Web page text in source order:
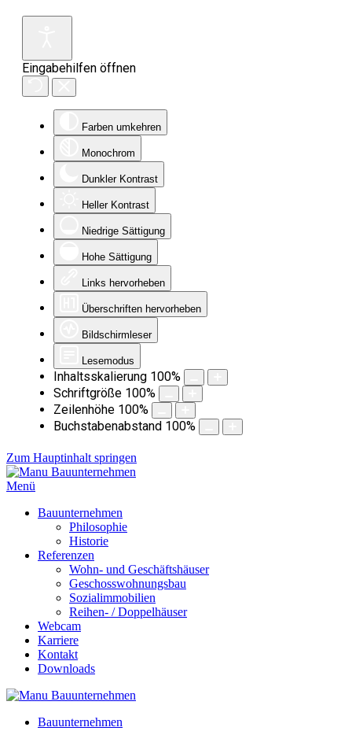
Eingabehilfen öffnen
Farben umkehren
Monochrom
Dunkler Kontrast
Heller Kontrast
Niedrige Sättigung
Hohe Sättigung
Links hervorheben
Überschriften hervorheben
Bildschirmleser
Lesemodus
Inhaltsskalierung 100%
Schriftgröße 100%
Zeilenhöhe 100%
Buchstabenabstand 100%
Zum Hauptinhalt springen
Menü
Bauunternehmen
Philosophie
Historie
Referenzen
Wohn- und Geschäftshäuser
Geschosswohnungsbau
Sozialimmobilien
Reihen- / Doppelhäuser
Webcam
Karriere
Kontakt
Downloads
Bauunternehmen